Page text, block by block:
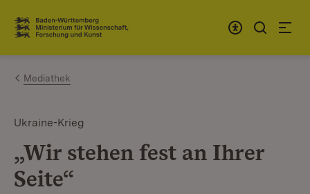
Zum Inhalt springen
Link zur Startseite
Mediathek
Ukraine-Krieg
„Wir stehen fest an Ihrer
Seite“